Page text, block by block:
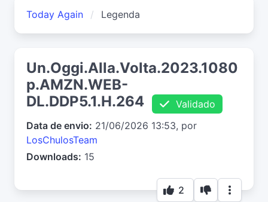
Today Again Legenda
Un.Oggi.Alla.Volta.2023.1080
p.AMZN.WEB-
DL.DDP5.1.H.264
Validado
Data de envio: 21/06/2026 13:53, por
LosChulosTeam
Downloads: 15
2